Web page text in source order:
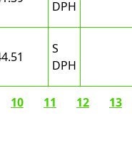
DPH
S
DPH
10 11 12 13